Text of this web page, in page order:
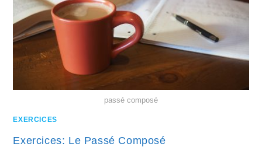
passé composé
EXERCICES
Exercices: Le Passé Composé